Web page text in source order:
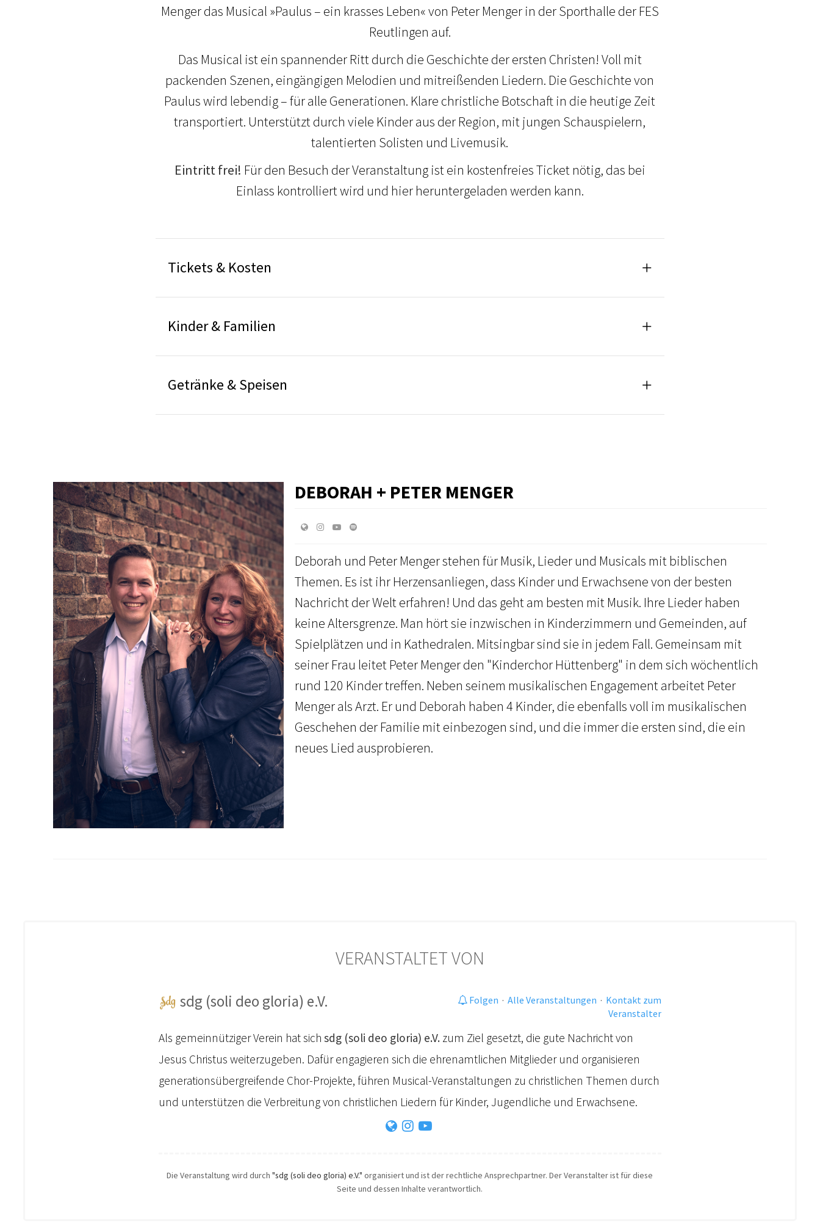
Menger das Musical »Paulus – ein krasses Leben« von Peter Menger in der Sporthalle der FES
Reutlingen auf.
Das Musical ist ein spannender Ritt durch die Geschichte der ersten Christen! Voll mit
packenden Szenen, eingängigen Melodien und mitreißenden Liedern. Die Geschichte von
Paulus wird lebendig – für alle Generationen. Klare christliche Botschaft in die heutige Zeit
transportiert. Unterstützt durch viele Kinder aus der Region, mit jungen Schauspielern,
talentierten Solisten und Livemusik.
Eintritt frei! Für den Besuch der Veranstaltung ist ein kostenfreies Ticket nötig, das bei
Einlass kontrolliert wird und hier heruntergeladen werden kann.
Tickets & Kosten
Kinder & Familien
Getränke & Speisen
DEBORAH + PETER MENGER
Deborah und Peter Menger stehen für Musik, Lieder und Musicals mit biblischen
Themen. Es ist ihr Herzensanliegen, dass Kinder und Erwachsene von der besten
Nachricht der Welt erfahren! Und das geht am besten mit Musik. Ihre Lieder haben
keine Altersgrenze. Man hört sie inzwischen in Kinderzimmern und Gemeinden, auf
Spielplätzen und in Kathedralen. Mitsingbar sind sie in jedem Fall. Gemeinsam mit
seiner Frau leitet Peter Menger den "Kinderchor Hüttenberg" in dem sich wöchentlich
rund 120 Kinder treffen. Neben seinem musikalischen Engagement arbeitet Peter
Menger als Arzt. Er und Deborah haben 4 Kinder, die ebenfalls voll im musikalischen
Geschehen der Familie mit einbezogen sind, und die immer die ersten sind, die ein
neues Lied ausprobieren.
VERANSTALTET VON
sdg (soli deo gloria) e.V. Folgen · Alle Veranstaltungen · Kontakt zum
Veranstalter
Als gemeinnütziger Verein hat sichsdg (soli deo gloria) e.V. zum Ziel gesetzt, die gute Nachricht von
Jesus Christus weiterzugeben. Dafür engagieren sich die ehrenamtlichen Mitglieder und organisieren
generationsübergreifende Chor-Projekte, führen Musical-Veranstaltungen zu christlichen Themen durch
und unterstützen die Verbreitung von christlichen Liedern für Kinder, Jugendliche und Erwachsene.
Die Veranstaltung wird durch"sdg (soli deo gloria) e.V." organisiert und ist der rechtliche Ansprechpartner. Der Veranstalter ist für diese
Seite und dessen Inhalte verantwortlich.